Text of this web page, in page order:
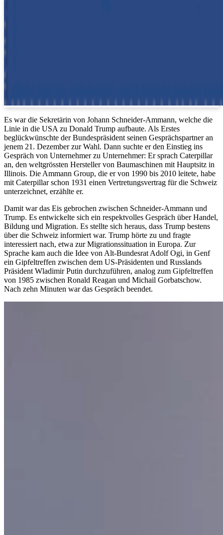
Es war die Sekretärin von Johann Schneider-Ammann, welche die
Linie in die USA zu Donald Trump aufbaute. Als Erstes
beglückwünschte der Bundespräsident seinen Gesprächspartner an
jenem 21. Dezember zur Wahl. Dann suchte er den Einstieg ins
Gespräch von Unternehmer zu Unternehmer: Er sprach Caterpillar
an, den weltgrössten Hersteller von Baumaschinen mit Hauptsitz in
Illinois. Die Ammann Group, die er von 1990 bis 2010 leitete, habe
mit Caterpillar schon 1931 einen Vertretungsvertrag für die Schweiz
unterzeichnet, erzählte er.
Damit war das Eis gebrochen zwischen Schneider-Ammann und
Trump. Es entwickelte sich ein respektvolles Gespräch über Handel,
Bildung und Migration. Es stellte sich heraus, dass Trump bestens
über die Schweiz informiert war. Trump hörte zu und fragte
interessiert nach, etwa zur Migrationssituation in Europa. Zur
Sprache kam auch die Idee von Alt-Bundesrat Adolf Ogi, in Genf
ein Gipfeltreffen zwischen dem US-Präsidenten und Russlands
Präsident Wladimir Putin durchzuführen, analog zum Gipfeltreffen
von 1985 zwischen Ronald Reagan und Michail Gorbatschow.
Nach zehn Minuten war das Gespräch beendet.